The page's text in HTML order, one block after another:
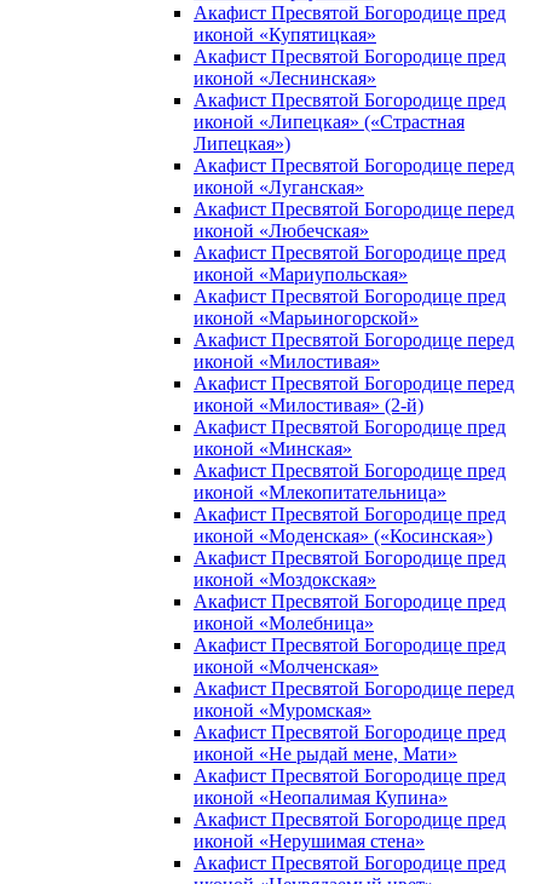
Акафист Пресвятой Богородице пред
иконой «Купятицкая»
Акафист Пресвятой Богородице пред
иконой «Леснинская»
Акафист Пресвятой Богородице пред
иконой «Липецкая» («Страстная
Липецкая»)
Акафист Пресвятой Богородице перед
иконой «Луганская»
Акафист Пресвятой Богородице перед
иконой «Любечская»
Акафист Пресвятой Богородице пред
иконой «Мариупольская»
Акафист Пресвятой Богородице пред
иконой «Марьиногорской»
Акафист Пресвятой Богородице перед
иконой «Милостивая»
Акафист Пресвятой Богородице перед
иконой «Милостивая» (2-й)
Акафист Пресвятой Богородице пред
иконой «Минская»
Акафист Пресвятой Богородице пред
иконой «Млекопитательница»
Акафист Пресвятой Богородице пред
иконой «Моденская» («Косинская»)
Акафист Пресвятой Богородице пред
иконой «Моздокская»
Акафист Пресвятой Богородице пред
иконой «Молебница»
Акафист Пресвятой Богородице пред
иконой «Молченская»
Акафист Пресвятой Богородице перед
иконой «Муромская»
Акафист Пресвятой Богородице пред
иконой «Не рыдай мене, Мати»
Акафист Пресвятой Богородице пред
иконой «Неопалимая Купина»
Акафист Пресвятой Богородице пред
иконой «Нерушимая стена»
Акафист Пресвятой Богородице пред